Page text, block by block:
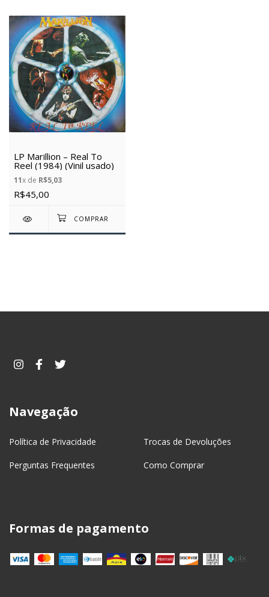
LP Marillion – Real To
Reel (1984) (Vinil usado)
11x de R$5,03
R$45,00
Navegação
Política de Privacidade Trocas de Devoluções
Perguntas Frequentes Como Comprar
Formas de pagamento